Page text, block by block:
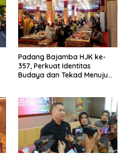
Padang Bajamba HJK ke-
357, Perkuat Identitas
Budaya dan Tekad Menuju